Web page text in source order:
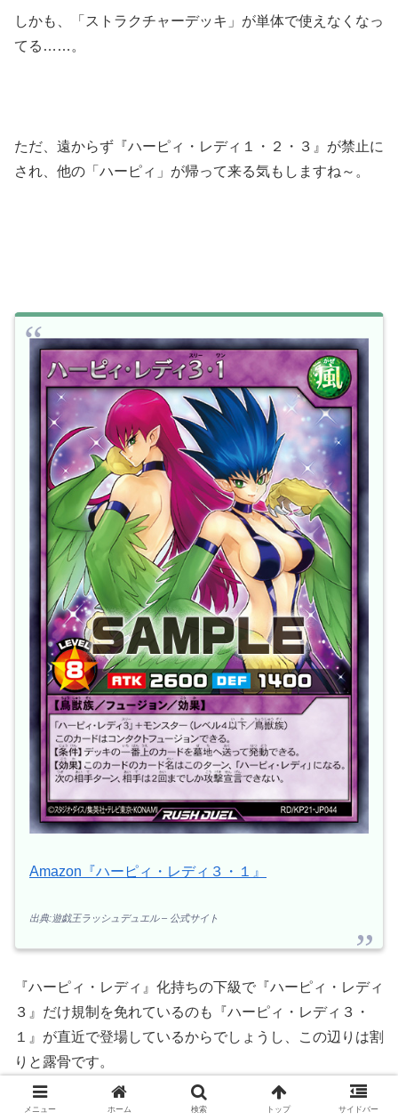
しかも、「ストラクチャーデッキ」が単体で使えなくなっ
てる……。
ただ、遠からず『ハーピィ・レディ１・２・３』が禁止に
され、他の「ハーピィ」が帰って来る気もしますね～。
Amazon『ハーピィ・レディ３・１』
出典:遊戯王ラッシュデュエル – 公式サイト
『ハーピィ・レディ』化持ちの下級で『ハーピィ・レディ
３』だけ規制を免れているのも『ハーピィ・レディ３・
１』が直近で登場しているからでしょうし、この辺りは割
りと露骨です。
メニュー ホーム 検索 トップ サイドバー